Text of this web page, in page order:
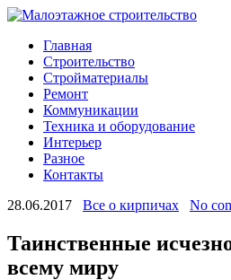
Главная
Строительство
Стройматериалы
Ремонт
Коммуникации
Техника и оборудование
Интерьер
Разное
Контакты
28.06.2017
Все о кирпичах No
Таинственные
всему миру